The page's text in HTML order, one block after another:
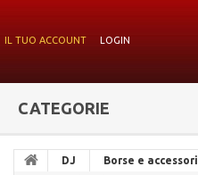
IL TUO ACCOUNT
LOGIN
CATEGORIE
DJ Borse e accessori